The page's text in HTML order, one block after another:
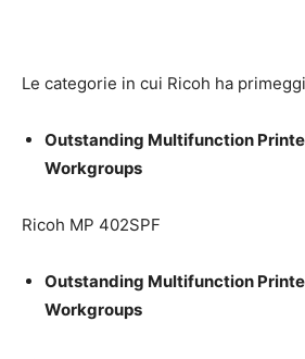
Le categorie in cui Ricoh ha
Outstanding Multifunction
Workgroups
Ricoh MP 402SPF
Outstanding Multifunction
Workgroups